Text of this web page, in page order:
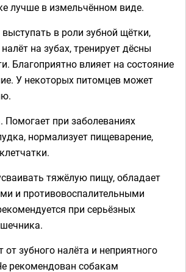
лучше в измельчённом виде.
в роли зубной щётки,
на зубах, тренирует дёсны
Благоприятно влияет на состояние
У некоторых питомцев может
Помогает при заболеваниях
нормализует пищеварение,
тяжёлую пищу, обладает
и противовоспалительными
при серьёзных
от зубного налёта и неприятного
рекомендован собакам